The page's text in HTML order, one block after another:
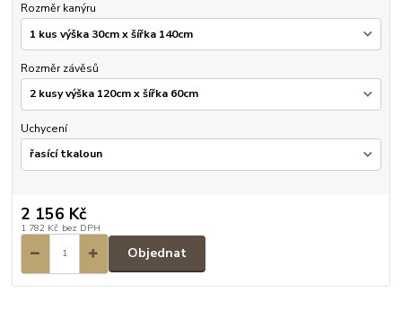
Rozměr kanýru
Rozměr závěsů
Uchycení
2 156 Kč
1 782 Kč bez DPH
Objednat